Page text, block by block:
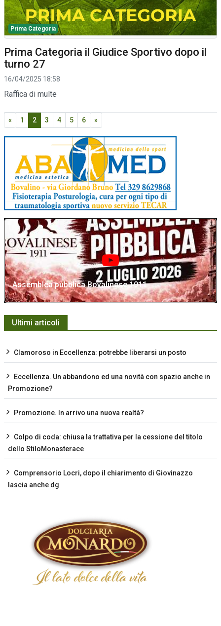
Prima Categoria
Prima Categoria il Giudice Sportivo dopo il
turno 27
16/04/2025 18:58
Raffica di multe
« 1 2 3 4 5 6 »
Assemblea pubblica Bovalinese 1911
Ultimi articoli
Clamoroso in Eccellenza: potrebbe liberarsi un posto
Eccellenza. Un abbandono ed una novità con spazio anche in
Promozione?
Promozione. In arrivo una nuova realtà?
Colpo di coda: chiusa la trattativa per la cessione del titolo
dello StiloMonasterace
Comprensorio Locri, dopo il chiarimento di Giovinazzo
lascia anche dg